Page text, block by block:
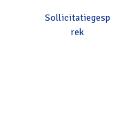
Sollicitatiegesp
rek